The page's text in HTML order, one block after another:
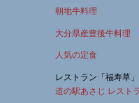
朝地牛料理
大分県産豊後牛料理
人気の定食
レストラン「福寿草」
道の駅あさじ レスト